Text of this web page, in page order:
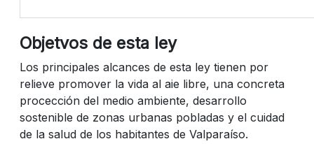
Objetvos de esta ley
Los principales alcances de esta ley tienen por
relieve promover la vida al aie libre, una concreta
procección del medio ambiente, desarrollo
sostenible de zonas urbanas pobladas y el cuidad
de la salud de los habitantes de Valparaíso.